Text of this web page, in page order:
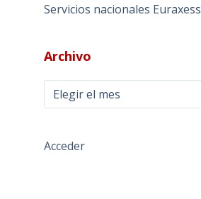
Servicios nacionales Euraxess
Archivo
Archivo
Acceder